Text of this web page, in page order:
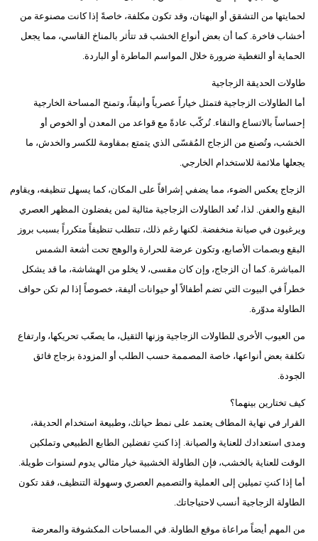
لحمايتها من التشقق أو البهتان، وقد تكون مكلفة، خاصةً إذا كانت مصنوعة من
أخشاب فاخرة. كما أن بعض أنواع الخشب قد تتأثر بالمناخ القاسي، مما يجعل
الحماية أو التغطية ضرورة خلال المواسم الماطرة أو الباردة.
طاولات الحديقة الزجاجية
أما الطاولات الزجاجية فتمثل خياراً عصرياً وأنيقاً، وتمنح المساحة الخارجية
إحساساً بالاتساع والنقاء. تُركّب عادةً مع قواعد من المعدن أو الخوص أو
الخشب، وتُصنع من الزجاج المُقسّى الذي يتمتع بمقاومة للكسر والخدش، ما
يجعلها ملائمة للاستخدام الخارجي.
الزجاج يعكس الضوء، مما يضفي إشراقاً على المكان، كما يسهل تنظيفه، ويقاوم
البقع والعفن. لذا، تُعد الطاولات الزجاجية مثالية لمن يفضلون المظهر العصري
ويرغبون في صيانة منخفضة. لكنها رغم ذلك، تتطلب تنظيفاً متكرراً بسبب بروز
البقع وبصمات الأصابع، وتكون عرضة للحرارة والوهج تحت أشعة الشمس
المباشرة. كما أن الزجاج، وإن كان مقسى، لا يخلو من الهشاشة، ما قد يشكل
خطراً في البيوت التي تضم أطفالاً أو حيوانات أليفة، خصوصاً إذا لم تكن حواف
الطاولة مدوّرة.
من العيوب الأخرى للطاولات الزجاجية وزنها الثقيل، ما يصعّب تحريكها، وارتفاع
تكلفة بعض أنواعها، خاصة المصممة حسب الطلب أو المزودة بزجاج فائق
الجودة.
كيف تختارين بينهما؟
القرار في نهاية المطاف يعتمد على نمط حياتك، وطبيعة استخدام الحديقة،
ومدى استعدادك للعناية والصيانة. إذا كنتِ تفضلين الطابع الطبيعي وتملكين
الوقت للعناية بالخشب، فإن الطاولة الخشبية خيار مثالي يدوم لسنوات طويلة.
أما إذا كنتِ تميلين إلى العملية والتصميم العصري وسهولة التنظيف، فقد تكون
الطاولة الزجاجية أنسب لاحتياجاتك.
من المهم أيضاً مراعاة موقع الطاولة. في المساحات المكشوفة والمعرضة